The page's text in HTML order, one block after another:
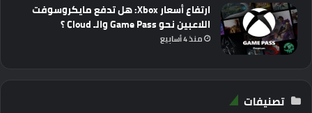
ارتفاع أسعار Xbox: هل تدفع مايكروسوفت
اللاعبين نحو Game Pass والـ Cloud ؟
منذ 4 أسابيع
تصنيفات